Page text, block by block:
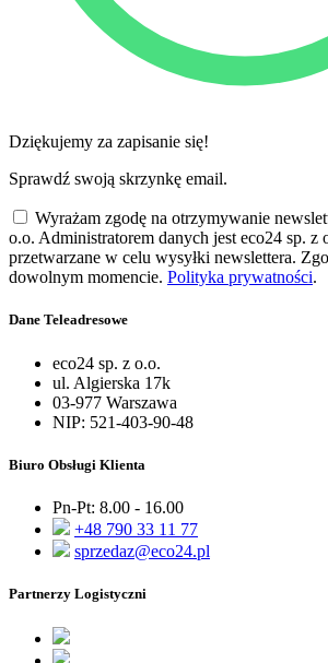
Dziękujemy za zapisanie się!
Sprawdź swoją skrzynkę email.
Wyrażam zgodę na otrzymywanie
o.o. Administratorem danych jest eco24 sp. z
przetwarzane w celu wysyłki newslettera.
dowolnym momencie. Polityka prywatności.
Dane Teleadresowe
eco24 sp. z o.o.
ul. Algierska 17k
03-977 Warszawa
NIP: 521-403-90-48
Biuro Obsługi Klienta
Pn-Pt: 8.00 - 16.00
+48 790 33 11 77
sprzedaz@eco24.pl
Partnerzy Logistyczni